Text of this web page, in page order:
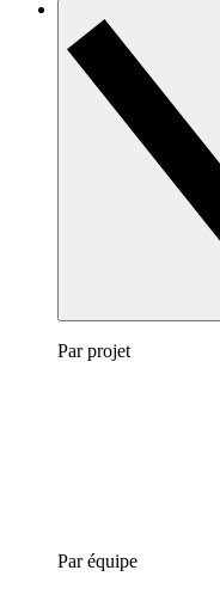
Par projet
Par équipe